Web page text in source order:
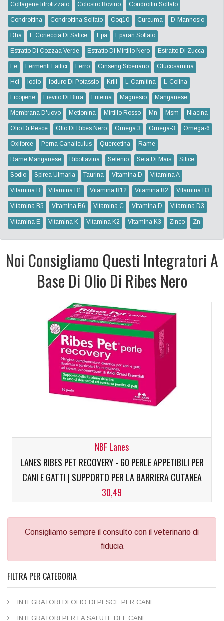
Collagene Idrolizzato Colostro Bovino Condroitin Solfato
Condroitina Condroitina Solfato Coq10 Curcuma D-Mannosio
Dha E Corteccia Di Salice. Epa Eparan Solfato
Estratto Di Cozzaa Verde Estratto Di Mirtillo Nero Estratto Di Zucca
Fe Fermenti Lattici Ferro Ginseng Siberiano Glucosamina
Hci Iodio Ioduro Di Potassio Krill L-Carnitina L-Colina
Licopene Lievito Di Birra Luteina Magnesio Manganese
Membrana D'uovo Metionina Mirtillo Rosso Mn Msm Niacina
Olio Di Pesce Olio Di Ribes Nero Omega 3 Omega-3 Omega-6
Oxiforce Perna Canaliculus Quercetina Rame
Rame Manganese Riboflavina Selenio Seta Di Mais Silice
Sodio Spirea Ulmaria Taurina Vitamina D Vitamina A
Vitamina B Vitamina B1 Vitamina B12 Vitamina B2 Vitamina B3
Vitamina B5 Vitamina B6 Vitamina C Vitamina D Vitamina D3
Vitamina E Vitamina K Vitamina K2 Vitamina K3 Zinco Zn
Noi Consigliamo Questi Integratori A
Base Di Olio Di Ribes Nero
NBF Lanes
LANES RIBES PET RECOVERY - 60 PERLE APPETIBILI PER
CANI E GATTI | SUPPORTO PER LA BARRIERA CUTANEA
30,49
Consigliamo sempre il consulto con il veterinario di
fiducia
FILTRA PER CATEGORIA
INTEGRATORI DI OLIO DI PESCE PER CANI
INTEGRATORI PER LA SALUTE DEL CANE